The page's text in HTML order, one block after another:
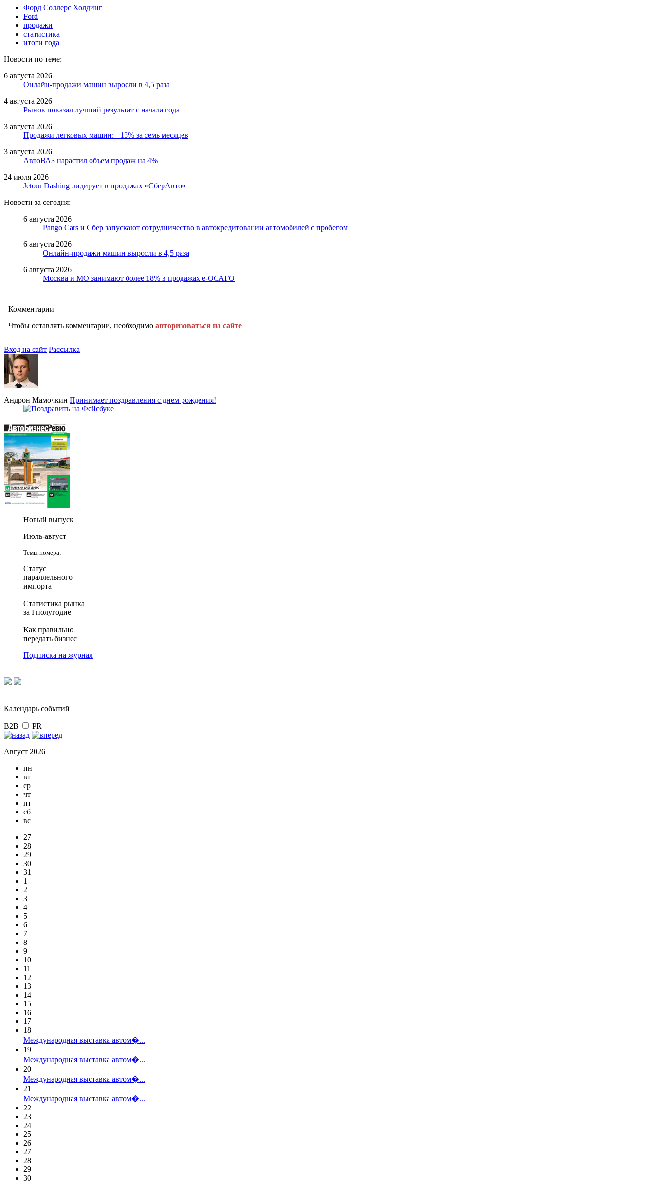
Форд Соллерс Холдинг
Ford
продажи
статистика
итоги года
Новости по теме:
6 августа 2026
Онлайн-продажи машин выросли в 4,5 раза
4 августа 2026
Рынок показал лучший результат с начала года
3 августа 2026
Продажи легковых машин: +13% за семь месяцев
3 августа 2026
АвтоВАЗ нарастил объем продаж на 4%
24 июля 2026
Jetour Dashing лидирует в продажах «СберАвто»
Новости за сегодня:
6 августа 2026
Pango Cars и Сбер запускают сотрудничество в автокредитовании автомобилей с пробегом
6 августа 2026
Онлайн-продажи машин выросли в 4,5 раза
6 августа 2026
Москва и МО занимают более 18% в продажах е-ОСАГО
Комментарии
Чтобы оставлять комментарии, необходимо авторизоваться на сайте
Вход на сайт Рассылка
Андрон Мамочкин Принимает поздравления с днем рождения!
Новый выпуск
Июль-август
Темы номера:
Статус
параллельного
импорта
Статистика рынка
за I полугодие
Как правильно
передать бизнес
Подписка на журнал
Календарь событий
B2B PR
Август 2026
пн
вт
ср
чт
пт
сб
вс
27
28
29
30
31
1
2
3
4
5
6
7
8
9
10
11
12
13
14
15
16
17
18
Международная выставка автом�...
19
Международная выставка автом�...
20
Международная выставка автом�...
21
Международная выставка автом�...
22
23
24
25
26
27
28
29
30